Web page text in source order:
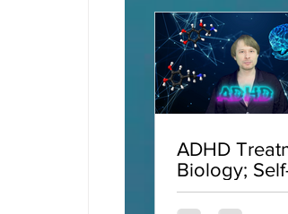
ADHD
Biology;
Acceptance;